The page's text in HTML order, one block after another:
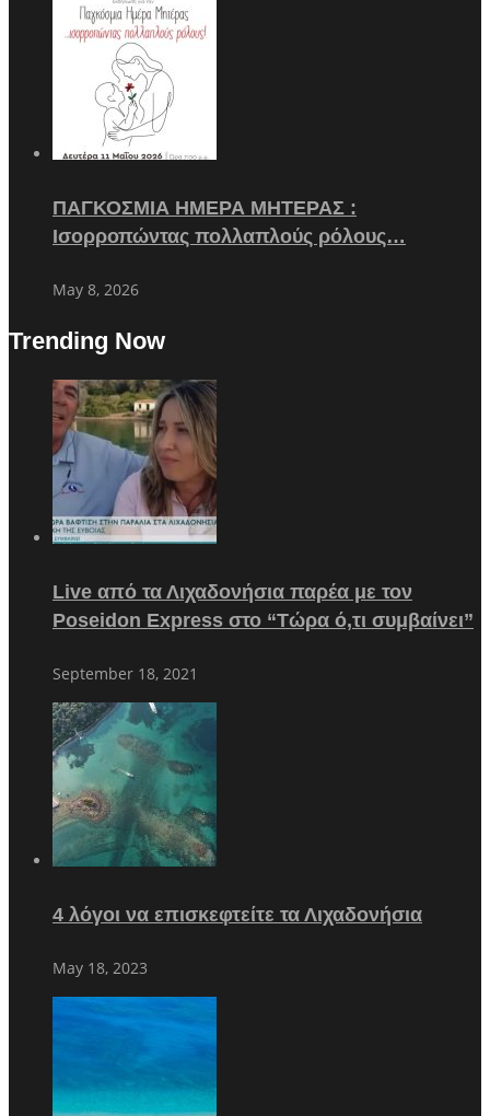
ΠΑΓΚΟΣΜΙΑ ΗΜΕΡΑ ΜΗΤΕΡΑΣ :
Ισορροπώντας πολλαπλούς ρόλους…
May 8, 2026
Trending Now
Live από τα Λιχαδονήσια παρέα με τον
Poseidon Express στο “Τώρα ό,τι συμβαίνει”
September 18, 2021
4 λόγοι να επισκεφτείτε τα Λιχαδονήσια
May 18, 2023